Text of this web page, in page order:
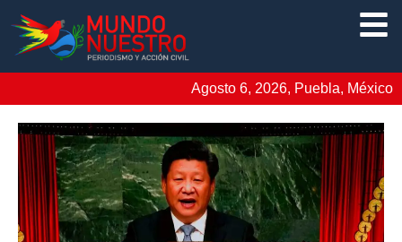
Agosto 6, 2026, Puebla, México